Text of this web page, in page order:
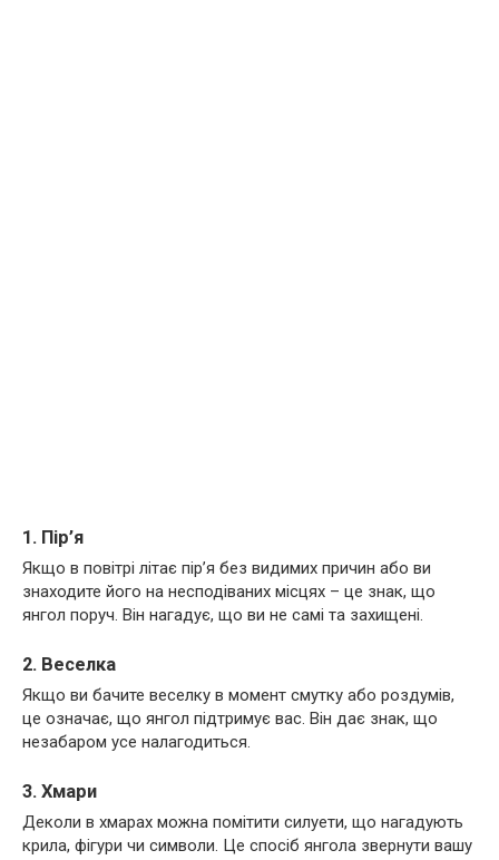
1. Пір’я
Якщо в повітрі літає пір’я без видимих причин або ви
знаходите його на несподіваних місцях – це знак, що
янгол поруч. Він нагадує, що ви не самі та захищені.
2. Веселка
Якщо ви бачите веселку в момент смутку або роздумів,
це означає, що янгол підтримує вас. Він дає знак, що
незабаром усе налагодиться.
3. Хмари
Деколи в хмарах можна помітити силуети, що нагадують
крила, фігури чи символи. Це спосіб янгола звернути вашу